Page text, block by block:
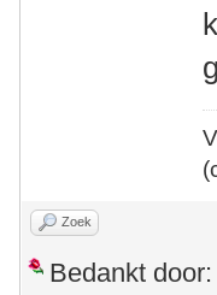
Zoek
Bedankt door: